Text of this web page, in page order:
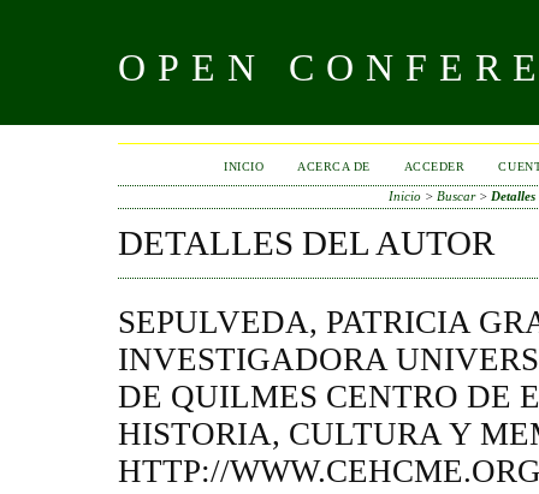
OPEN
INICIO ACERCA DE ACCEDER
Inicio > Buscar>
DETALLES DEL AUTOR
SEPULVEDA, PATRICIA
INVESTIGADORA
DE QUILMES CENTRO DE
HISTORIA, CULTURA Y
HTTP://